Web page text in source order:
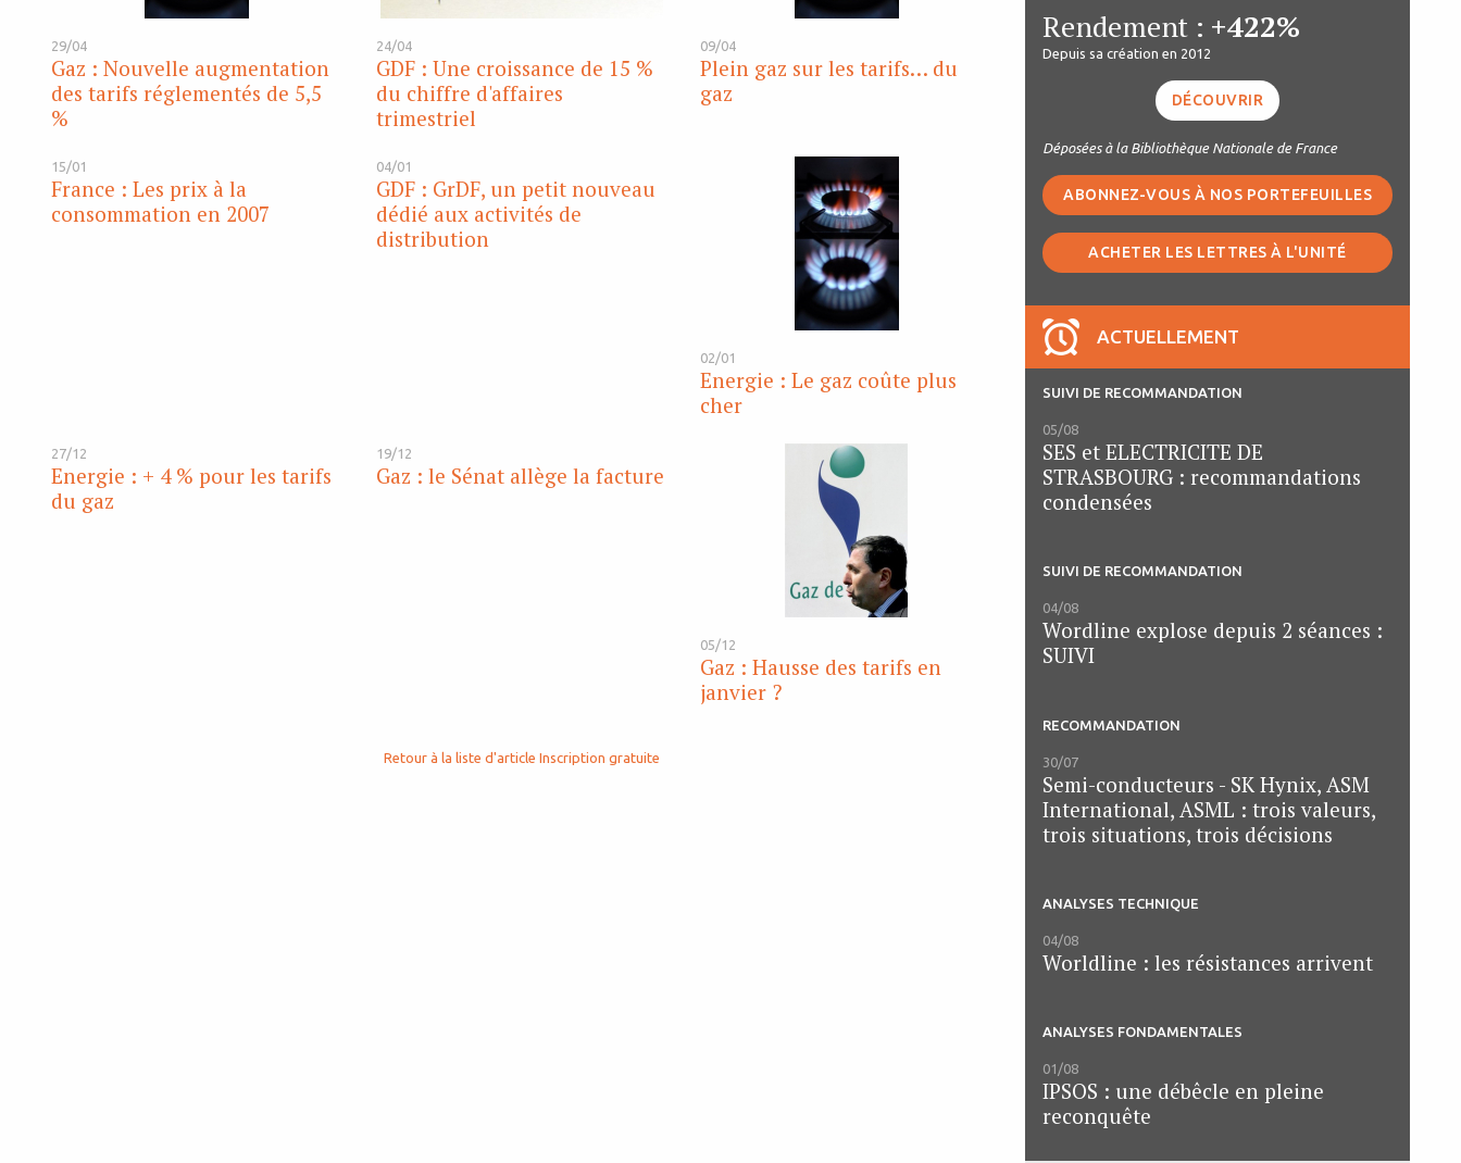
29/04
Gaz : Nouvelle augmentation
des tarifs réglementés de 5,5
%
24/04
GDF : Une croissance de 15 %
du chiffre d'affaires
trimestriel
09/04
Plein gaz sur les tarifs… du
gaz
15/01
France : Les prix à la
consommation en 2007
04/01
GDF : GrDF, un petit nouveau
dédié aux activités de
distribution
02/01
Energie : Le gaz coûte plus
cher
27/12
Energie : + 4 % pour les tarifs
du gaz
19/12
Gaz : le Sénat allège la facture
05/12
Gaz : Hausse des tarifs en
janvier ?
Retour à la liste d'article Inscription gratuite
Rendement : +422%
Depuis sa création en 2012
DÉCOUVRIR
Déposées à la Bibliothèque Nationale de France
ABONNEZ-VOUS À NOS PORTEFEUILLES
ACHETER LES LETTRES À L'UNITÉ
ACTUELLEMENT
SUIVI DE RECOMMANDATION
05/08
SES et ELECTRICITE DE
STRASBOURG : recommandations
condensées
SUIVI DE RECOMMANDATION
04/08
Wordline explose depuis 2 séances :
SUIVI
RECOMMANDATION
30/07
Semi-conducteurs - SK Hynix, ASM
International, ASML : trois valeurs,
trois situations, trois décisions
ANALYSES TECHNIQUE
04/08
Worldline : les résistances arrivent
ANALYSES FONDAMENTALES
01/08
IPSOS : une débêcle en pleine
reconquête